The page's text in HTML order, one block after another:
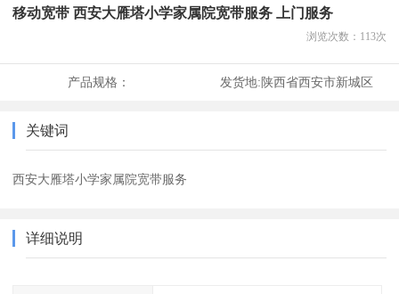
移动宽带 西安大雁塔小学家属院宽带服务 上门服务
浏览次数： 113次
产品规格： 发货地:陕西省西安市新城区
关键词
西安大雁塔小学家属院宽带服务
详细说明